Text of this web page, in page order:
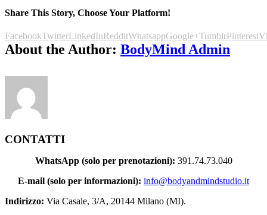
Share This Story, Choose Your Platform!
FacebookTwitterLinkedInRedditWhatsappGoogle+TumblrPinterest
About the Author: BodyMind Admin
CONTATTI
WhatsApp (solo per prenotazioni): 391.74.73.040
E-mail (solo per informazioni): info@bodyandmindstudio.it
Indirizzo: Via Casale, 3/A, 20144 Milano (MI).